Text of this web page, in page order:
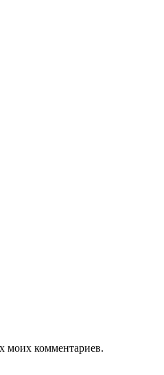
моих комментариев.